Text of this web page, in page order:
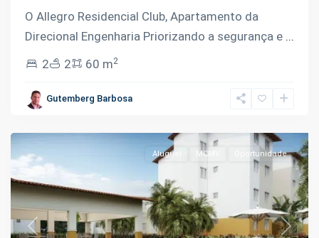
O Allegro Residencial Club, Apartamento da
Direcional Engenharia Priorizando a segurança e ...
2
2 60 m2
Gutemberg Barbosa
Tarumã,
Aluguel MCMV Oportunidade